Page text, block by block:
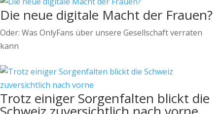
Die neue digitale Macht der Frauen?
Oder: Was OnlyFans über unsere Gesellschaft verraten
kann
Trotz einiger Sorgenfalten blickt die